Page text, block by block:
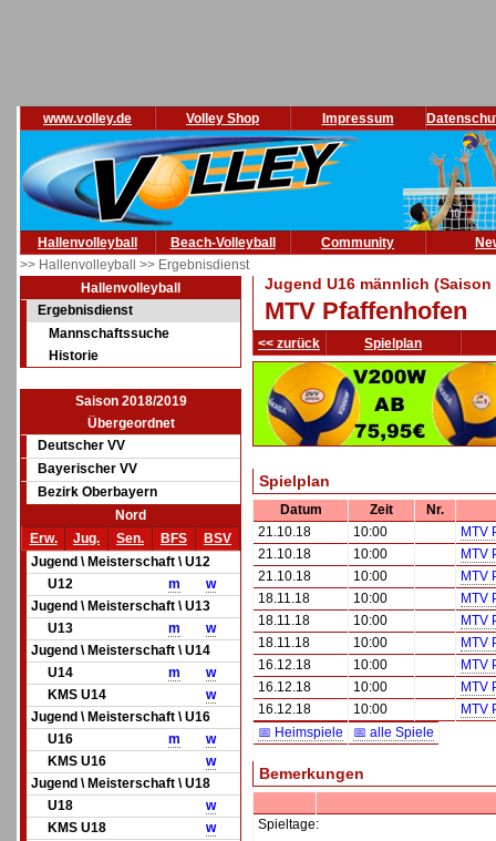
www.volley.de Volley Shop Impressum
Hallenvolleyball Beach-Volleyball Community
>> Hallenvolleyball >> Ergebnisdienst
Hallenvolleyball
Ergebnisdienst
Mannschaftssuche
Historie
Saison 2018/2019
Übergeordnet
Deutscher VV
Bayerischer VV
Bezirk Oberbayern
Nord
Erw.
Jug. Sen. BFS
BSV
Jugend \ Meisterschaft \ U12
U12
m
w
Jugend \ Meisterschaft \ U13
U13
m
w
Jugend \ Meisterschaft \ U14
U14
m
w
KMS U14
w
Jugend \ Meisterschaft \ U16
U16
m
w
KMS U16
w
Jugend \ Meisterschaft \ U18
U18
w
KMS U18
w
Jugend U16 männlich (Saison
MTV Pfaffenhofen
<< zurück Spielplan
Spielplan
Datum Zeit
Nr.
21.10.18
10:00
MTV
21.10.18
10:00
MTV
21.10.18
10:00
MTV
18.11.18
10:00
MTV
18.11.18
10:00
MTV
18.11.18
10:00
MTV
16.12.18
10:00
MTV
16.12.18
10:00
MTV
16.12.18
10:00
MTV
📅 Heimspiele
📅 alle Spiele
Bemerkungen
Spieltage: